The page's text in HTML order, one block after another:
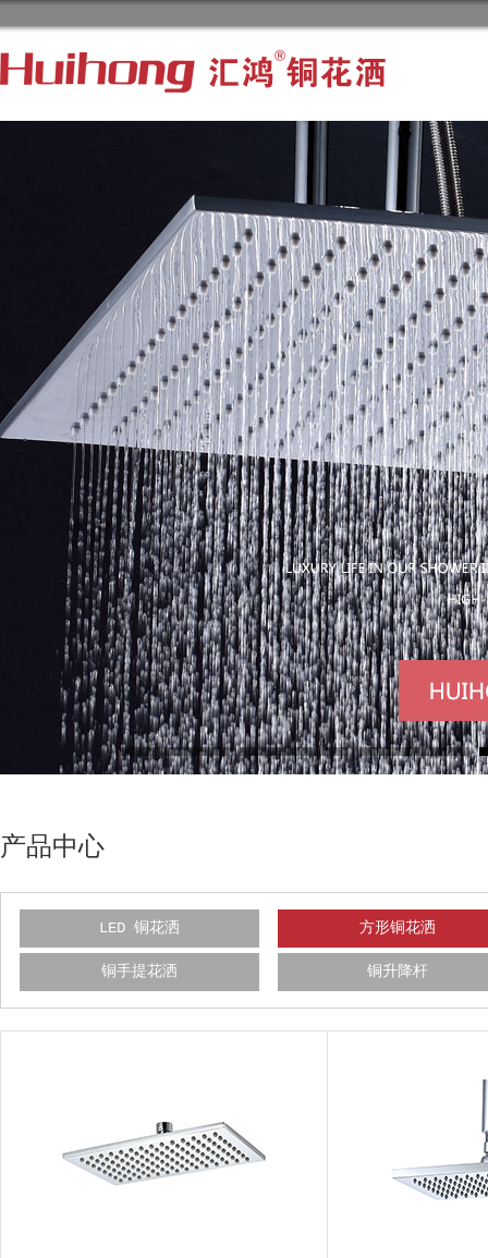
产品中心
LED 铜花洒 方形铜花洒
铜手提花洒 铜升降杆